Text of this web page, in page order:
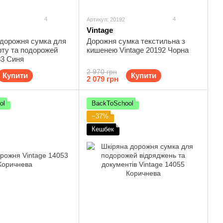
4
сумка для
та подорожей
Синя
Купити
Артикул: 20192 4
Vintage
Дорожня сумка текстильна з
кишенею Vintage 20192 Чорна
2 970 грн
2 079 грн Купити
BackToSchool
−37%
Кешбек